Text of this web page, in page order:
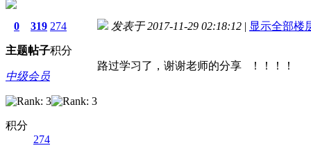
0
主题
319
帖子
274
积分
中级会员
积分
274
发表于 2017-11-29 02:18:12 | 显示全部楼
路过学习了，谢谢老师的分享 ！！！！